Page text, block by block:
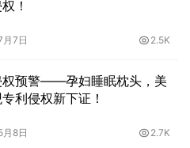
！
7日 2.5K
权预警——孕妇睡眠枕头，美
利侵权新下证！
8日 2.7K